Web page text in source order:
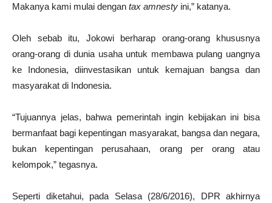
Makanya kami mulai dengan tax amnesty ini,” katanya.
Oleh sebab itu, Jokowi berharap orang-orang khususnya
orang-orang di dunia usaha untuk membawa pulang uangnya
ke Indonesia, diinvestasikan untuk kemajuan bangsa dan
masyarakat di Indonesia.
“Tujuannya jelas, bahwa pemerintah ingin kebijakan ini bisa
bermanfaat bagi kepentingan masyarakat, bangsa dan negara,
bukan kepentingan perusahaan, orang per orang atau
kelompok,” tegasnya.
Seperti diketahui, pada Selasa (28/6/2016), DPR akhirnya